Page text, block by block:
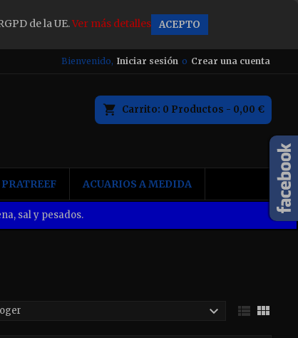
de la UE.Ver más detalles ACEPTO
Bienvenido, Iniciar sesión o Crear una cuenta
Carrito 0 Productos - 0,00 €
ACUARIOS A MEDIDA
sal y pesados.
  